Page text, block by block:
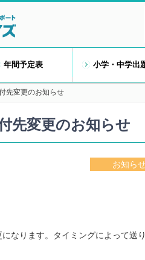
年間予定表 小学・中学出
先変更のお知らせ
先変更のお知らせ
お知ら
なります。タイミングによって送